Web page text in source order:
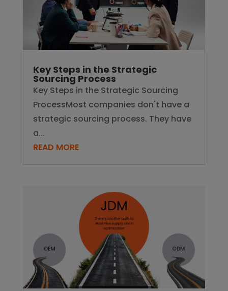
Key Steps in the Strategic
Sourcing Process
Key Steps in the Strategic Sourcing
ProcessMost companies don't have a
strategic sourcing process. They have
a...
READ MORE